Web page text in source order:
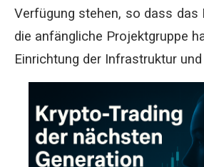
Verfügung stehen, so dass
die anfängliche Projektgruppe
Einrichtung der Infrastruktur